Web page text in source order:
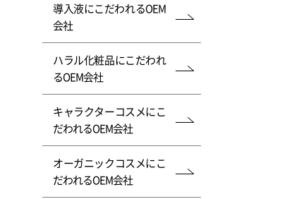
導入液にこだわれるOEM
会社
ハラル化粧品にこだわれ
るOEM会社
キャラクターコスメにこ
だわれるOEM会社
オーガニックコスメにこ
だわれるOEM会社